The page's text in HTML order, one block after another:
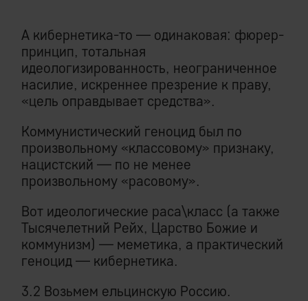
А кибернетика-то — одинаковая: фюрер-
принцип, тотальная
идеологизированность, неограниченное
насилие, искреннее презрение к праву,
«цель оправдывает средства».
Коммунистический геноцид был по
произвольному «классовому» признаку,
нацистский — по не менее
произвольному «расовому».
Вот идеологические раса\класс (а также
Тысячелетний Рейх, Царство Божие и
коммунизм) — меметика, а практический
геноцид — кибернетика.
3.2 Возьмем ельцинскую Россию.